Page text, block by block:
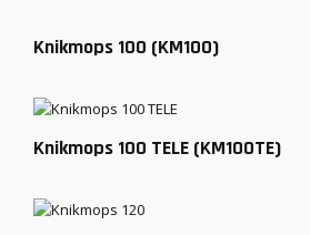
Knikmops 100 (KM100)
Knikmops 100 TELE (KM100TE)